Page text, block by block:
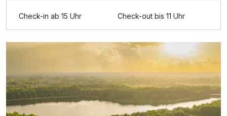
Check-in ab 15 Uhr Check-out bis 11 Uhr